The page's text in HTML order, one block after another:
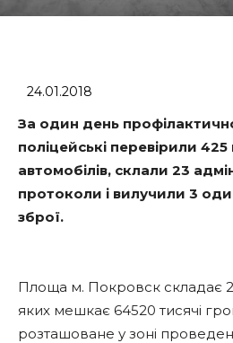
24.01.2018
За один день
поліцейські перевірили
автомобілів, склали 23
протоколи і вилучили 3
зброї.
Площа м. Покровск складає
яких мешкає 64520 тисячі
розташоване у зоні